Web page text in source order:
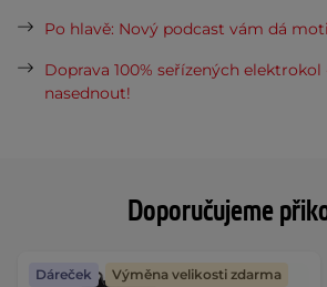
Doporučujeme
Dáreček Výměna velikosti zdarma
Po hlavě: Nový podcast vám dá
Doprava 100% seřízených elektrokol
nasednout!